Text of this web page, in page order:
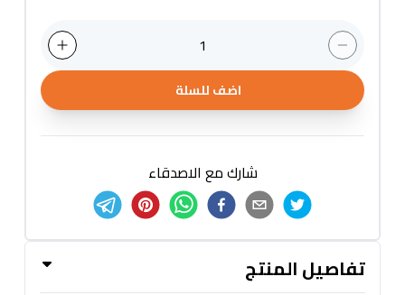
1
اضف للسلة
شارك مع الاصدقاء
تفاصيل المنتج